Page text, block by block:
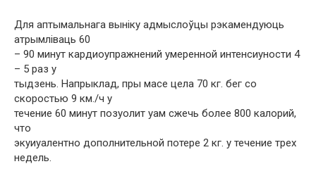
Для аптымальнага выніку адмыслоўцы рэкамендуюць
атрымліваць 60
– 90 минут кардиоупражнений умеренной интенсиуности 4
– 5 раз у
тыдзень. Напрыклад, пры масе цела 70 кг. бег со
скоростью 9 км./ч у
течение 60 минут позуолит уам сжечь более 800 калорий,
что
экуиуалентно дополнительной потере 2 кг. у течение трех
недель.